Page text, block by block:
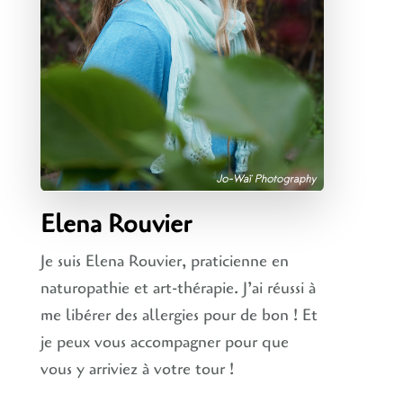
Elena Rouvier
Je suis Elena Rouvier, praticienne en
naturopathie et art-thérapie. J’ai réussi à
me libérer des allergies pour de bon ! Et
je peux vous accompagner pour que
vous y arriviez à votre tour !